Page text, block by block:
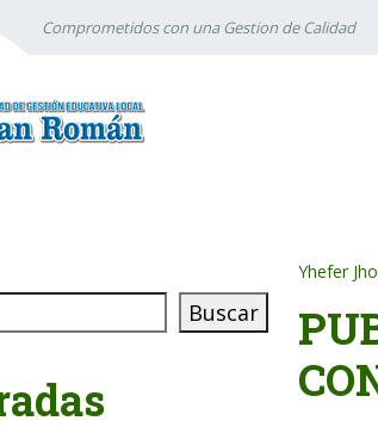
Comprometidos con una Gestion de Calidad
Yhefer
Buscar